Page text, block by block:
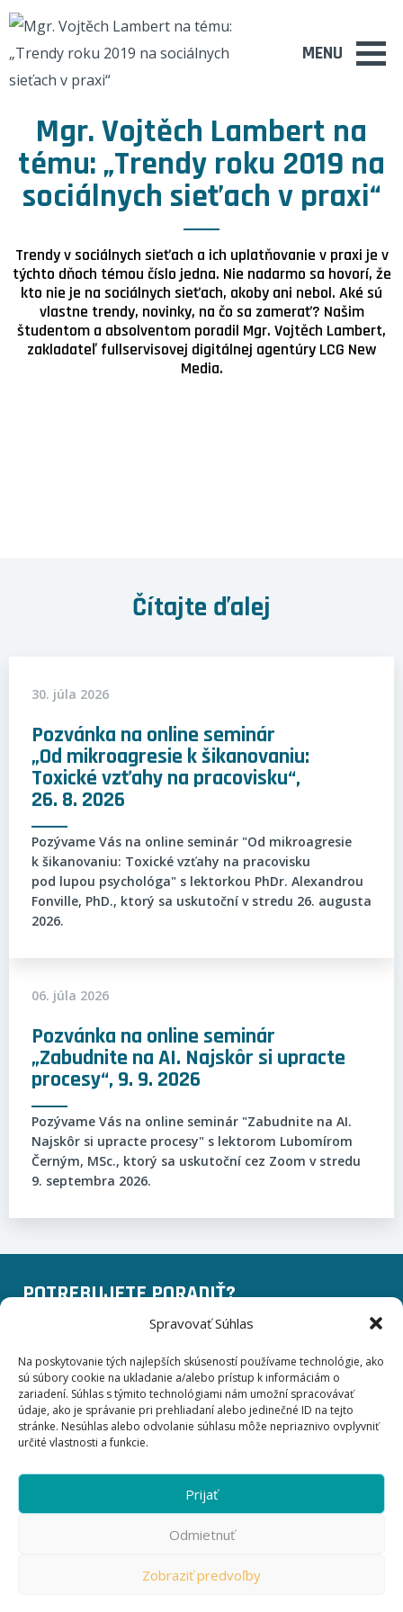
Spravovať Súhlas
Na poskytovanie tých najlepších skúseností používame technológie, ako
sú súbory cookie na ukladanie a/alebo prístup k informáciám o
zariadení. Súhlas s týmito technológiami nám umožní spracovávať
údaje, ako je správanie pri prehliadaní alebo jedinečné ID na tejto
stránke. Nesúhlas alebo odvolanie súhlasu môže nepriaznivo ovplyvniť
určité vlastnosti a funkcie.
Prijať
Odmietnuť
Zobraziť predvoľby
MENU
Mgr. Vojtěch Lambert na
tému: „Trendy roku 2019 na
sociálnych sieťach v praxi“
Trendy v sociálnych sieťach a ich uplatňovanie v praxi je v
týchto dňoch témou číslo jedna. Nie nadarmo sa hovorí, že
kto nie je na sociálnych sieťach, akoby ani nebol. Aké sú
vlastne trendy, novinky, na čo sa zamerať? Našim
študentom a absolventom poradil Mgr. Vojtěch Lambert,
zakladateľ fullservisovej digitálnej agentúry LCG New
Media.
Čítajte ďalej
Pozvánka na online seminár
„Od mikroagresie k šikanovaniu:
Toxické vzťahy na pracovisku“,
26. 8. 2026
Pozývame Vás na online seminár "Od mikroagresie
k šikanovaniu: Toxické vzťahy na pracovisku
pod lupou psychológa" s lektorkou PhDr. Alexandrou
Fonville, PhD., ktorý sa uskutoční v stredu 26. augusta
2026.
30. júla 2026
Pozvánka na online seminár
„Zabudnite na AI. Najskôr si upracte
procesy“, 9. 9. 2026
Pozývame Vás na online seminár "Zabudnite na AI.
Najskôr si upracte procesy" s lektorom Lubomírom
Černým, MSc., ktorý sa uskutoční cez Zoom v stredu
9. septembra 2026.
06. júla 2026
POTREBUJETE PORADIŤ?
+420 775 757 140
info@businessinstitut.cz
Business Institut EDU a.s.
Praha 10, Vršovice